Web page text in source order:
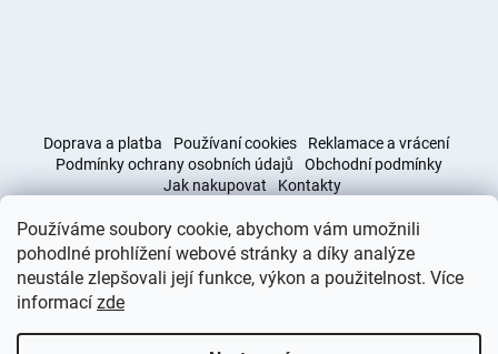
Používáme soubory cookie, abychom vám umožnili
pohodlné prohlížení webové stránky a díky analýze
neustále zlepšovali její funkce, výkon a použitelnost. Více
informací zde
Doprava a platba Používaní cookies
Reklamace a vrácení
Podmínky ochrany osobních údajů
Obchodní podmínky
Jak nakupovat
Kontakty
Obchodní podmínky Doprava a platba